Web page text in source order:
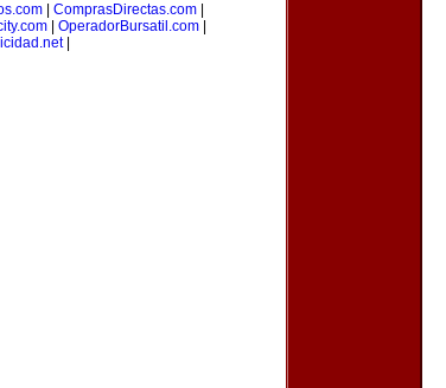
| ComprasDirectas.com|
| OperadorBursatil.com|
|